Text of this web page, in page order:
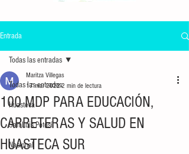
Entrada
Todas las entradas
Huasteca
San Luis Potosí
Nacional
Todas las entradas
100 MDP PARA EDUCACIÓN,
CARRETERAS Y SALUD EN
HUASTECA SUR
Maritza Villegas
17 mar 20222 min de lectura